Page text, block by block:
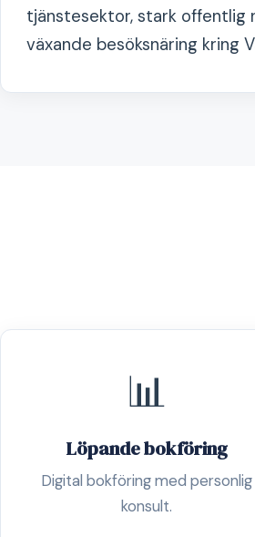
tjänstesektor, stark offentlig
växande besöksnäring kring
📊
Löpande bokföring
Digital bokföring med personlig
konsult.